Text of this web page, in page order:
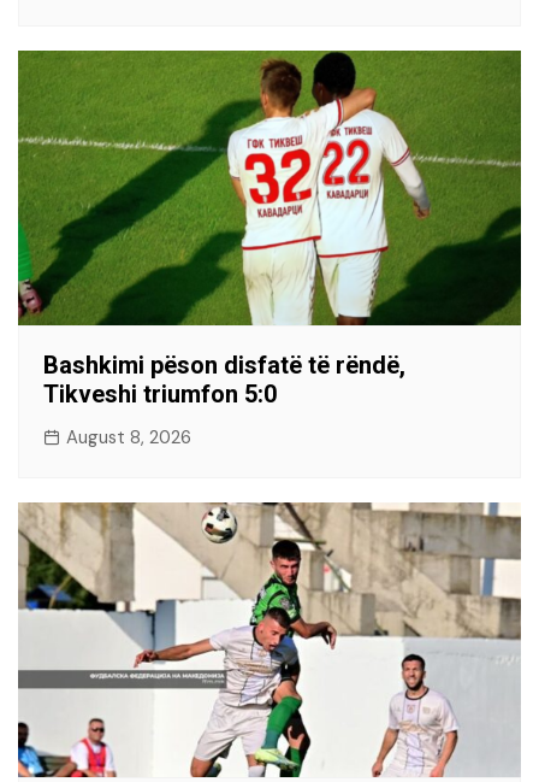
Bashkimi pëson disfatë të rëndë,
Tikveshi triumfon 5:0
August 8, 2026